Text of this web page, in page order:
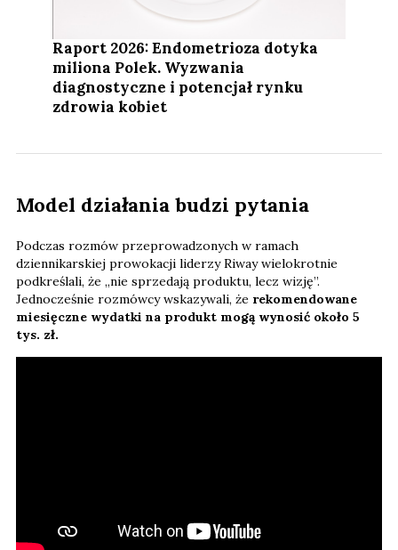
Raport 2026: Endometrioza dotyka
miliona Polek. Wyzwania
diagnostyczne i potencjał rynku
zdrowia kobiet
Model działania budzi pytania
Podczas rozmów przeprowadzonych w ramach
dziennikarskiej prowokacji liderzy Riway wielokrotnie
podkreślali, że „nie sprzedają produktu, lecz wizję”.
Jednocześnie rozmówcy wskazywali, że rekomendowane
miesięczne wydatki na produkt mogą wynosić około 5
tys. zł.